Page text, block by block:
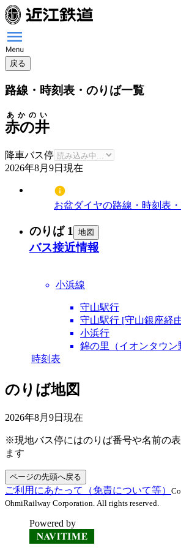
戻る
路線・時刻表・のりば一覧
赤の井
あかのい
降車バス停
2026年8月9日 現在
お盆ダイヤの路線・時刻表
のりば 1 地図
バス接近情報
小浜線
守山駅行
守山駅行 [守山銀座経
小浜行
錦の里（イオンタウ
時刻表
のりば地図
2026年8月9日 現在
※現地バス停にはのりば番号や名前の
ます
ページの先頭へ戻る
ご利用にあたって（免責について等）
OhmiRailway Corporation. All rights reserved.
Powered by